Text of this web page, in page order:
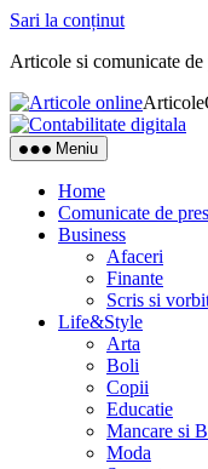
Sari la conținut
Articole si comunicate de
Meniu
Home
Comunicate de
Business
Afaceri
Finante
Scris si
Life&Style
Arta
Boli
Copii
Educatie
Mancare si
Moda